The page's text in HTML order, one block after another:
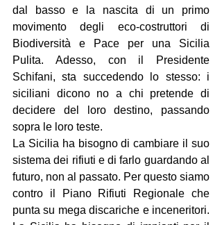
dal basso e la nascita di un primo
movimento degli eco-costruttori di
Biodiversità e Pace per una Sicilia
Pulita. Adesso, con il Presidente
Schifani, sta succedendo lo stesso: i
siciliani dicono no a chi pretende di
decidere del loro destino, passando
sopra le loro teste.
La Sicilia ha bisogno di cambiare il suo
sistema dei rifiuti e di farlo guardando al
futuro, non al passato. Per questo siamo
contro il Piano Rifiuti Regionale che
punta su mega discariche e inceneritori.